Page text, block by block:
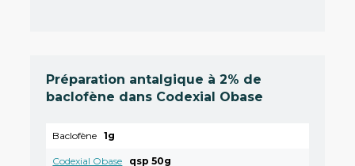
Préparation antalgique à 2% de
baclofène dans Codexial Obase
Baclofène 1g
Codexial Obase qsp 50g